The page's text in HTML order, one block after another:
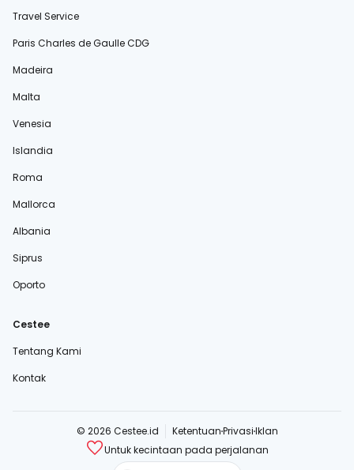
Travel Service
Paris Charles de Gaulle CDG
Madeira
Malta
Venesia
Islandia
Roma
Mallorca
Albania
Siprus
Oporto
Cestee
Tentang Kami
Kontak
© 2026 Cestee.id KetentuanPrivasiIklan
Untuk kecintaan pada perjalanan
cestee.com